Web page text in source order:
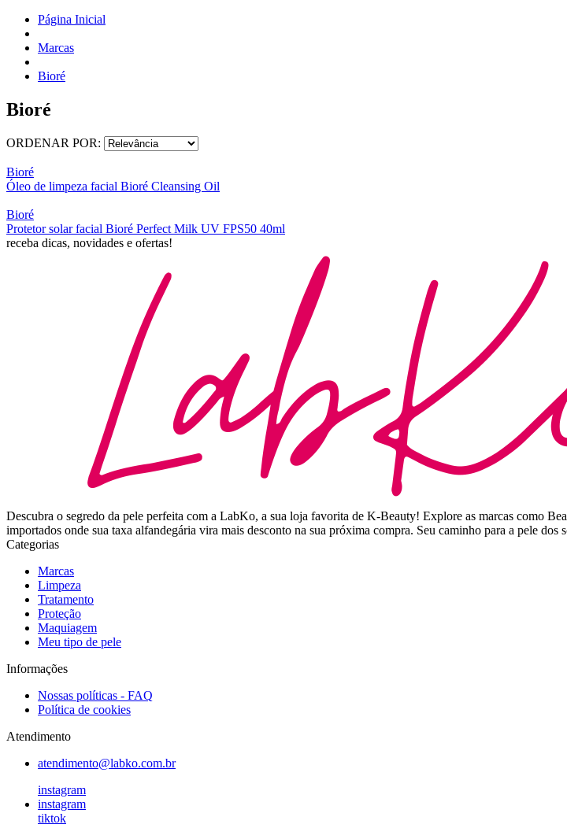
Página Inicial
Marcas
Bioré
Bioré
ORDENAR POR:
Bioré
Óleo de limpeza facial Bioré Cleansing Oil
Bioré
Protetor solar facial Bioré Perfect Milk UV FPS50 40ml
receba dicas, novidades e ofertas!
Descubra o segredo da pele perfeita com a LabKo, a sua loja favorita de K-Beauty! Explore as marcas como
importados onde sua taxa alfandegária vira mais desconto na sua próxima compra. Seu caminho para a pele
Categorias
Marcas
Limpeza
Tratamento
Proteção
Maquiagem
Meu tipo de pele
Informações
Nossas políticas - FAQ
Política de cookies
Atendimento
atendimento@labko.com.br
instagram
instagram
tiktok